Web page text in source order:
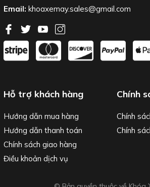
Email: khoaxemay.sales@gmail.com
Hỗ trợ khách hàng
Hướng dẫn mua hàng
Hướng dẫn thanh toán
Chính sách giao hàng
Điều khoản dịch vụ
Chính
Chính
Chính